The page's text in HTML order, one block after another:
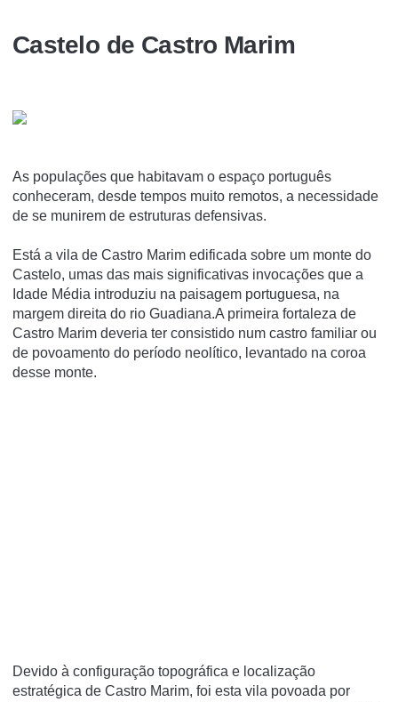
Castelo de Castro Marim
As populações que habitavam o espaço português
conheceram, desde tempos muito remotos, a necessidade
de se munirem de estruturas defensivas.
Está a vila de Castro Marim edificada sobre um monte do
Castelo, umas das mais significativas invocações que a
Idade Média introduziu na paisagem portuguesa, na
margem direita do rio Guadiana.A primeira fortaleza de
Castro Marim deveria ter consistido num castro familiar ou
de povoamento do período neolítico, levantado na coroa
desse monte.
Devido à configuração topográfica e localização
estratégica de Castro Marim, foi esta vila povoada por